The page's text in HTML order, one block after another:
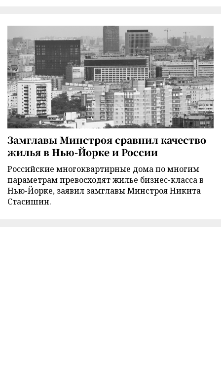
Замглавы Минстроя сравнил качество
жилья в Нью-Йорке и России
Российские многоквартирные дома по многим
параметрам превосходят жилье бизнес-класса в
Нью-Йорке, заявил замглавы Минстроя Никита
Стасишин.